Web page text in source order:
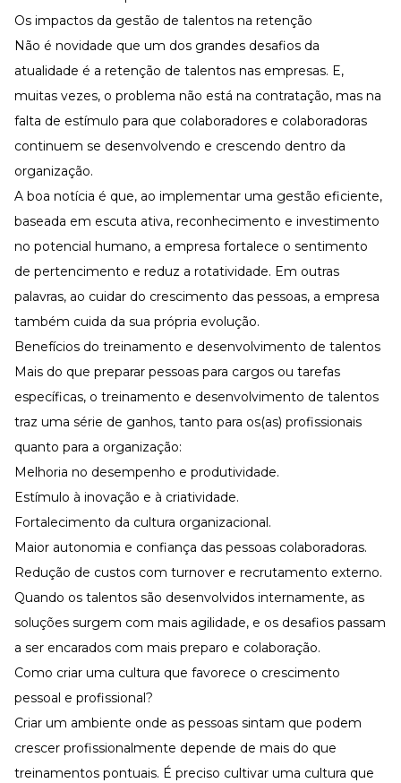
Os impactos da gestão de talentos na retenção
Não é novidade que um dos grandes desafios da
atualidade é a retenção de talentos nas empresas. E,
muitas vezes, o problema não está na contratação, mas na
falta de estímulo para que colaboradores e colaboradoras
continuem se desenvolvendo e crescendo dentro da
organização.
A boa notícia é que, ao implementar uma gestão eficiente,
baseada em escuta ativa, reconhecimento e investimento
no potencial humano, a empresa fortalece o sentimento
de pertencimento e reduz a rotatividade. Em outras
palavras, ao cuidar do crescimento das pessoas, a empresa
também cuida da sua própria evolução.
Benefícios do treinamento e desenvolvimento de talentos
Mais do que preparar pessoas para cargos ou tarefas
específicas, o treinamento e desenvolvimento de talentos
traz uma série de ganhos, tanto para os(as) profissionais
quanto para a organização:
Melhoria no desempenho e produtividade.
Estímulo à inovação e à criatividade.
Fortalecimento da cultura organizacional .
Maior autonomia e confiança das pessoas colaboradoras.
Redução de custos com turnover e recrutamento externo.
Quando os talentos são desenvolvidos internamente, as
soluções surgem com mais agilidade, e os desafios passam
a ser encarados com mais preparo e colaboração.
Como criar uma cultura que favorece o crescimento
pessoal e profissional?
Criar um ambiente onde as pessoas sintam que podem
crescer profissionalmente depende de mais do que
treinamentos pontuais. É preciso cultivar uma cultura que